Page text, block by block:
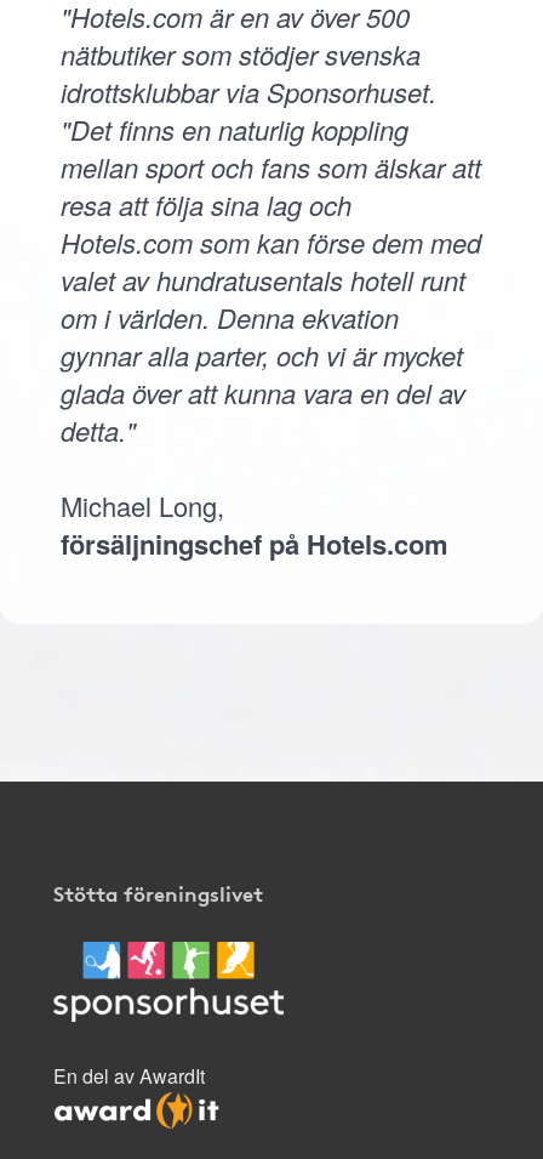
"Hotels.com är en av över 500
nätbutiker som stödjer svenska
idrottsklubbar via Sponsorhuset.
"Det finns en naturlig koppling
mellan sport och fans som älskar att
resa att följa sina lag och
Hotels.com som kan förse dem med
valet av hundratusentals hotell runt
om i världen. Denna ekvation
gynnar alla parter, och vi är mycket
glada över att kunna vara en del av
detta."
Michael Long,
försäljningschef på Hotels.com
Stötta föreningslivet
En del av AwardIt